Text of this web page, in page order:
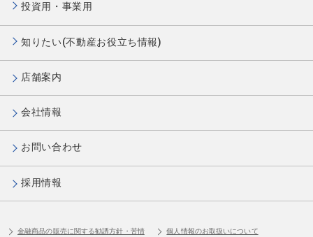
投資用・事業用
知りたい(不動産お役立ち情報)
店舗案内
会社情報
お問い合わせ
採用情報
金融商品の販売に関する勧誘方針・苦情
個人情報のお取扱いについて